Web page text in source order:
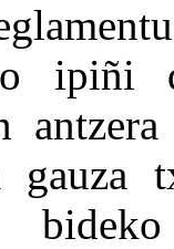
ipiñi
gauza